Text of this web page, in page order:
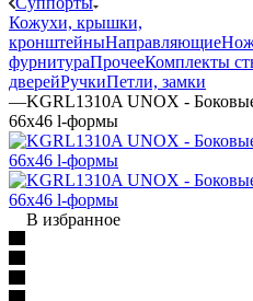
Кожухи, крышки,
кронштейныНаправляющие
фурнитураПрочееКомплекты
дверейРучкиПетли, замки
—KGRL1310A UNOX -
66x46 l-формы
В избранное